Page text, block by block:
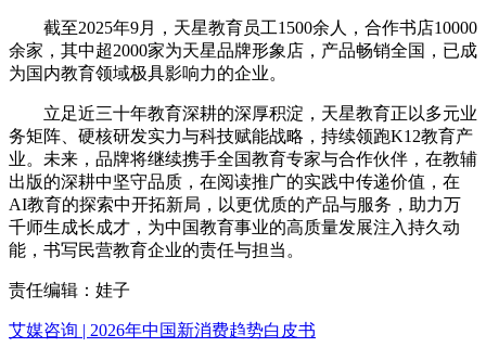
截至2025年9月，天星教育员工1500余人，合作书店10000
余家，其中超2000家为天星品牌形象店，产品畅销全国，已成
为国内教育领域极具影响力的企业。
立足近三十年教育深耕的深厚积淀，天星教育正以多元业
务矩阵、硬核研发实力与科技赋能战略，持续领跑K12教育产
业。未来，品牌将继续携手全国教育专家与合作伙伴，在教辅
出版的深耕中坚守品质，在阅读推广的实践中传递价值，在
AI教育的探索中开拓新局，以更优质的产品与服务，助力万
千师生成长成才，为中国教育事业的高质量发展注入持久动
能，书写民营教育企业的责任与担当。
责任编辑：娃子
艾媒咨询 | 2026年中国新消费趋势白皮书